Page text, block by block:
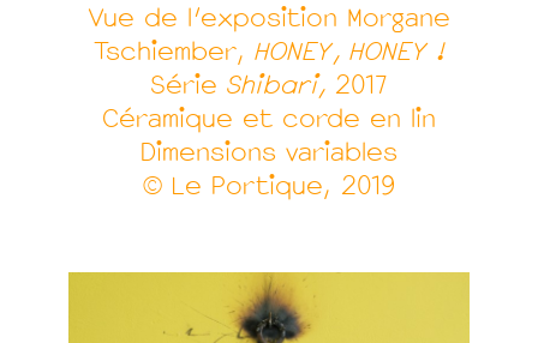
Vue de l’exposition Morgane
Tschiember, HONEY, HONEY !
Série Shibari, 2017
Céramique et corde en lin
Dimensions variables
© Le Portique, 2019